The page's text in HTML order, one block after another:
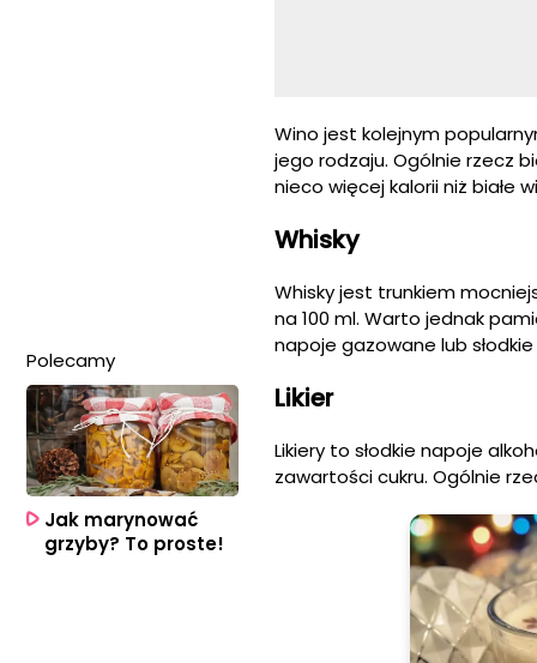
Wino jest kolejnym
jego rodzaju. Ogólnie rzecz
nieco więcej kalorii niż białe
Whisky
Whisky jest trunkiem
na 100 ml. Warto jednak
napoje gazowane lub
Likier
Likiery to słodkie napoje
zawartości cukru. Ogólnie
Polecamy
Jak marynować
grzyby? To proste!